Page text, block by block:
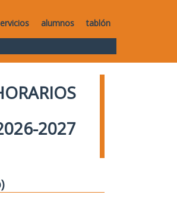
alumnos tablón
2027